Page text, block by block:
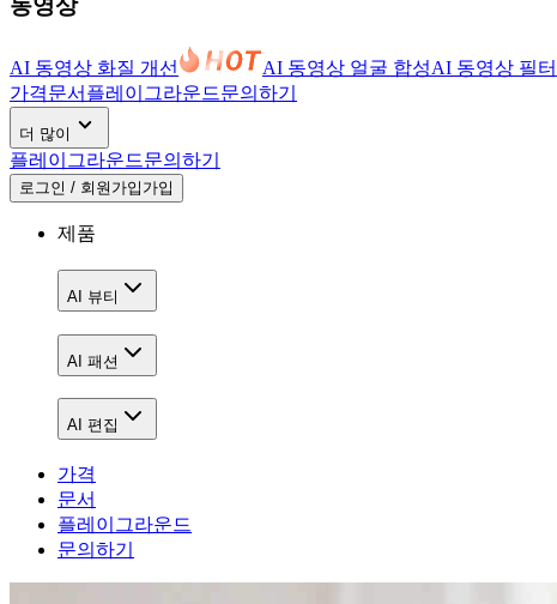
동영상
AI 동영상 화질 개선 AI 동영상 얼굴 합성AI 동영상 필터
가격문서 플레이그라운드문의하기
더 많이
플레이그라운드문의하기
로그인 / 회원가입 가입
제품
AI 뷰티
AI 패션
AI 편집
가격
문서
플레이그라운드
문의하기